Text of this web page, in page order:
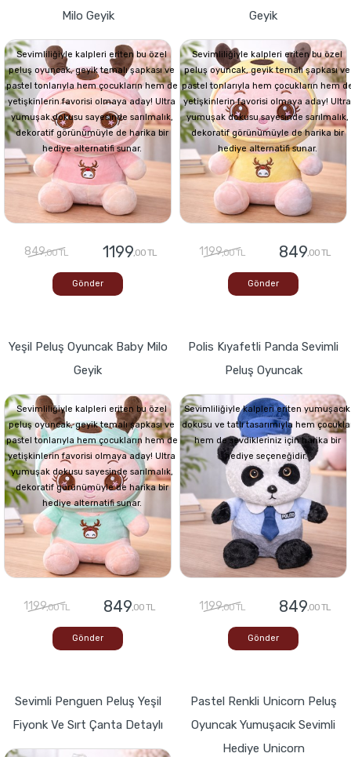
Milo Geyik
Sevimliliğiyle kalpleri eriten bu özel
peluş oyuncak, geyik temalı şapkası ve
pastel tonlarıyla hem çocukların hem de
yetişkinlerin favorisi olmaya aday! Ultra
yumuşak dokusu sayesinde sarılmalık,
dekoratif görünümüyle de harika bir
hediye alternatifi sunar.
849,00 TL 1199,00 TL
Gönder
Geyik
Sevimliliğiyle kalpleri eriten bu özel
peluş oyuncak, geyik temalı şapkası ve
pastel tonlarıyla hem çocukların hem
yetişkinlerin favorisi olmaya aday! Ultra
yumuşak dokusu sayesinde sarılmalık,
dekoratif görünümüyle de harika bir
hediye alternatifi sunar.
1199,00 TL 849,00 TL
Gönder
Yeşil Peluş Oyuncak Baby Milo
Geyik
Sevimliliğiyle kalpleri eriten bu özel
peluş oyuncak, geyik temalı şapkası ve
pastel tonlarıyla hem çocukların hem de
yetişkinlerin favorisi olmaya aday! Ultra
yumuşak dokusu sayesinde sarılmalık,
dekoratif görünümüyle de harika bir
hediye alternatifi sunar.
1199,00 TL 849,00 TL
Gönder
Polis Kıyafetli Panda Sevimli
Peluş Oyuncak
Sevimliliğiyle kalpleri eriten yumuşacık
dokusu ve tatlı tasarımıyla hem
hem de sevdikleriniz için harika bir
hediye seçeneğidir.
1199,00 TL 849,00 TL
Gönder
Sevimli Penguen Peluş Yeşil
Fiyonk Ve Sırt Çanta Detaylı
Pastel Renkli Unicorn Peluş
Oyuncak Yumuşacık Sevimli
Hediye Unicorn